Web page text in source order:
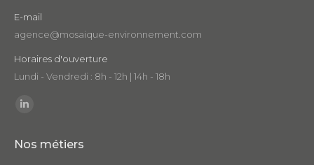
E-mail
agence@mosaique-environnement.com
Horaires d'ouverture
Lundi - Vendredi : 8h - 12h | 14h - 18h
Trouvez nous sur :
opens
Nos métiers